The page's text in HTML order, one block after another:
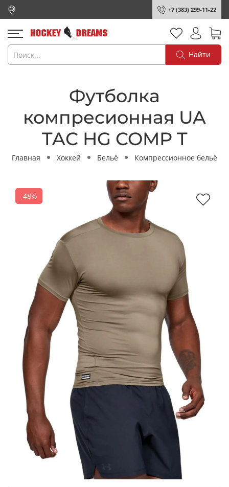
+7 (383) 299-11-22
Найти
Футболка
компресионная UA
TAC HG COMP T
Главная Хоккей Бельё Компрессионное бельё
-48%